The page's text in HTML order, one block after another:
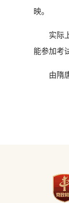
映。
实际上
能参加考
由隋唐